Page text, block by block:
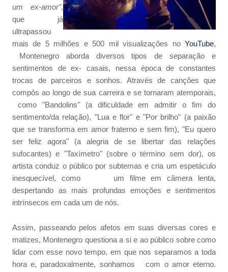
um ex-amor",
que já
ultrapassou
mais de 5 milhões e 500 mil visualizações no YouTube,
Montenegro aborda diversos tipos de separação e
sentimentos de ex- casais, nessa época de constantes
trocas de parceiros e sonhos. Através de canções que
compôs ao longo de sua carreira e se tornaram atemporais,
como "Bandolins" (a dificuldade em admitir o fim do
sentimento/da relação), "Lua e flor" e "Por brilho" (a paixão
que se transforma em amor fraterno e sem fim), "Eu quero
ser feliz agora" (a alegria de se libertar das relações
sufocantes) e "Taxímetro" (sobre o término sem dor), os
artista conduz o público por subtemas e cria um espetáculo
inesquecível, como um filme em câmera lenta,
despertando as mais profundas emoções e sentimentos
intrínsecos em cada um de nós.
Assim, passeando pelos afetos em suas diversas cores e
matizes, Montenegro questiona a si e ao público sobre como
lidar com esse novo tempo, em que nos separamos a toda
hora e, paradoxalmente, sonhamos com o amor eterno.